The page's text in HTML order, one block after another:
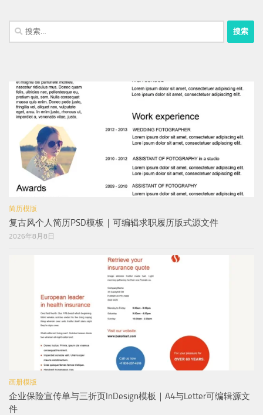
搜
索：
简历模版
复古风个人简历PSD模板｜可编辑求职履历版式源文件
2026年8月8日
画册模版
企业保险宣传单与三折页InDesign模板｜A4与Letter可编辑源文
件